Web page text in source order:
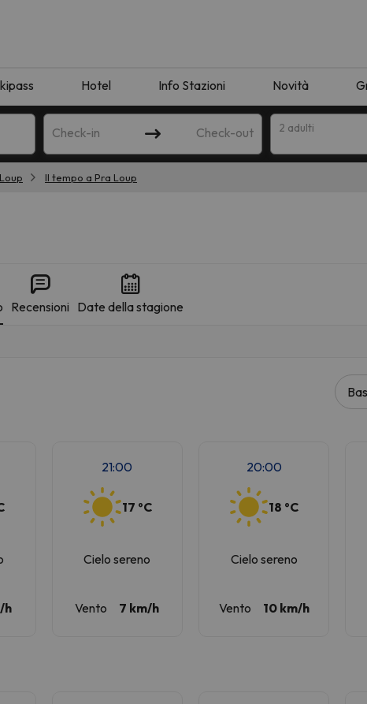
Hotel Info Stazioni Novità
Check-in Check-out 2 adulti
Il tempo a Pra Loup
Recensioni Date della stagione
h
21:00
17 ºC
Cielo sereno
Vento 7 km/h
20:00
18 ºC
Cielo sereno
Vento 10 km/h